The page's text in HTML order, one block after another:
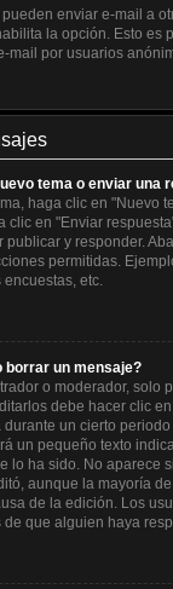
enviar e-mail a
la opción. Esto es
mail por usuarios
tema o enviar una
haga clic en "Nuevo
clic en "Enviar
publicar y responder.
permitidas.
etc.
borrar un mensaje?
o moderador, solo
debe hacer clic
un cierto
un pequeño texto
lo ha sido. No aparece
aunque la mayoría
de la edición. Los
que alguien haya